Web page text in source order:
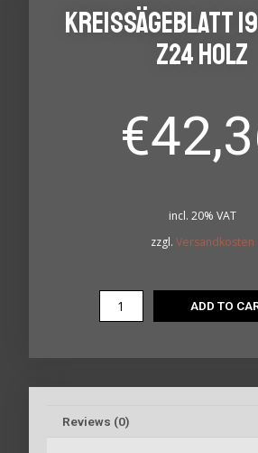
KREISSÄGEBLATT
Z24 HOLZ
€
incl. 20% VAT
zzgl. Versandkosten
ADD TO
Reviews (0)